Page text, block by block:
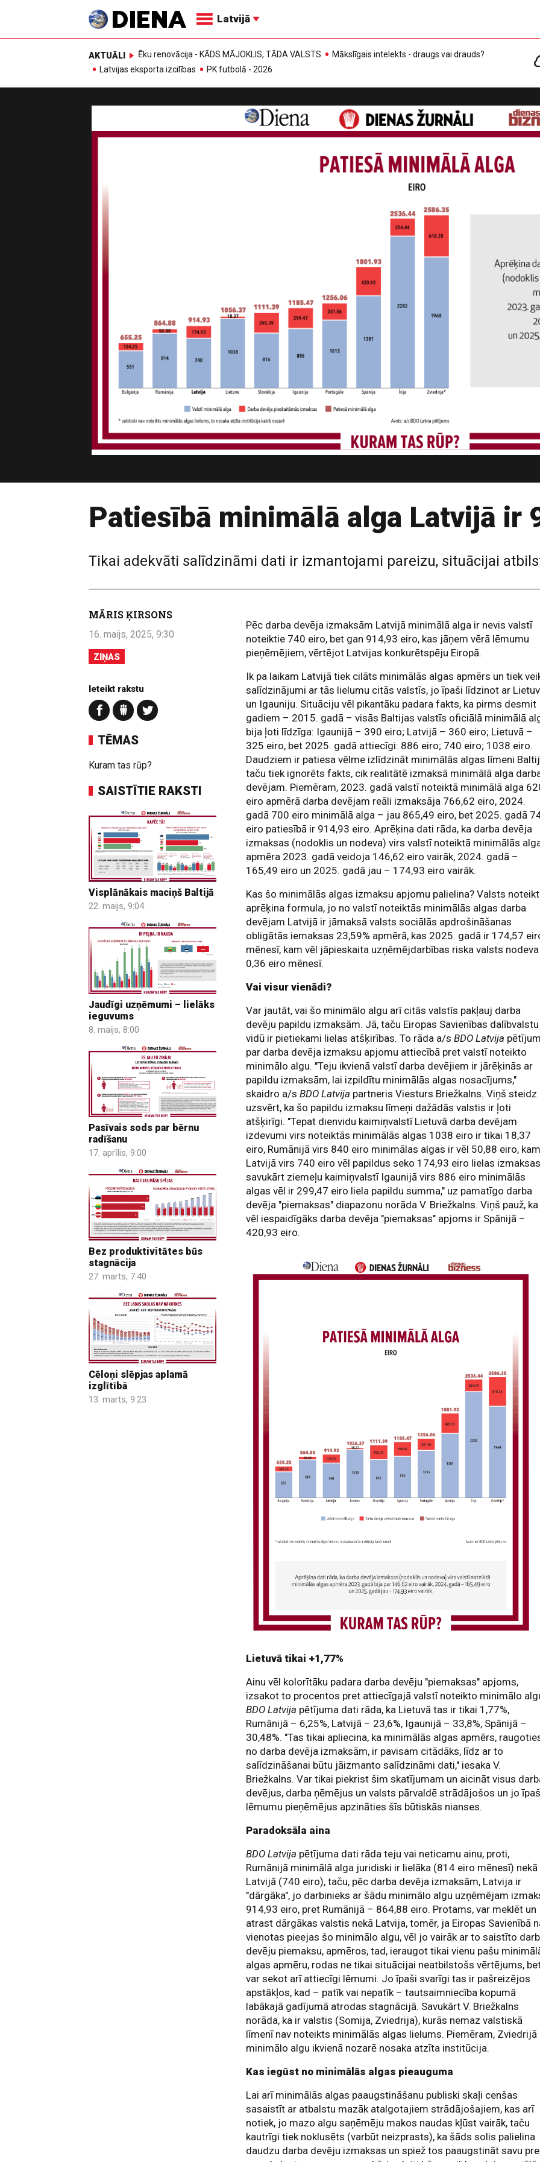
Latvijā
AKTUĀLI Ēku renovācija - KĀDS MĀJOKLIS, TĀDA VALSTS
Mākslīgais intelekts - draugs vai drauds?
Latvijas eksporta izcilības
PK futbolā - 2026
Patiesībā minimālā alga Latvijā ir
Tikai adekvāti salīdzināmi dati ir izmantojami pareizu, situācijai
MĀRIS ĶIRSONS
16. maijs, 2025, 9:30
ZIŅAS
Ieteikt rakstu
TĒMAS
Kuram tas rūp?
SAISTĪTIE RAKSTI
Visplānākais maciņš Baltijā
22. maijs, 9:04
Jaudīgi uzņēmumi – lielāks
ieguvums
8. maijs, 8:00
Pasīvais sods par bērnu
radīšanu
17. aprīlis, 9:00
Bez produktivitātes būs
stagnācija
27. marts, 7:40
Cēloņi slēpjas aplamā
izglītībā
13. marts, 9:23
Pēc darba devēja izmaksām Latvijā minimālā alga ir nevis valstī
noteiktie 740 eiro, bet gan 914,93 eiro, kas jāņem vērā lēmumu
pieņēmējiem, vērtējot Latvijas konkurētspēju Eiropā.
Ik pa laikam Latvijā tiek cilāts minimālās algas apmērs un tiek
salīdzinājumi ar tās lielumu citās valstīs, jo īpaši līdzinot ar
un Igauniju. Situāciju vēl pikantāku padara fakts, ka pirms desmit
gadiem – 2015. gadā – visās Baltijas valstīs oficiālā minimālā
bija ļoti līdzīga: Igaunijā – 390 eiro; Latvijā – 360 eiro; Lietuvā –
325 eiro, bet 2025. gadā attiecīgi: 886 eiro; 740 eiro; 1038 eiro.
Daudziem ir patiesa vēlme izlīdzināt minimālās algas līmeni
taču tiek ignorēts fakts, cik realitātē izmaksā minimālā alga
devējam. Piemēram, 2023. gadā valstī noteiktā minimālā alga
eiro apmērā darba devējam reāli izmaksāja 766,62 eiro, 2024.
gadā 700 eiro minimālā alga – jau 865,49 eiro, bet 2025. gadā
eiro patiesībā ir 914,93 eiro. Aprēķina dati rāda, ka darba devēja
izmaksas (nodoklis un nodeva) virs valstī noteiktā minimālās
apmēra 2023. gadā veidoja 146,62 eiro vairāk, 2024. gadā –
165,49 eiro un 2025. gadā jau – 174,93 eiro vairāk.
Kas šo minimālās algas izmaksu apjomu palielina? Valsts
aprēķina formula, jo no valstī noteiktās minimālās algas darba
devējam Latvijā ir jāmaksā valsts sociālās apdrošināšanas
obligātās iemaksas 23,59% apmērā, kas 2025. gadā ir 174,57
mēnesī, kam vēl jāpieskaita uzņēmējdarbības riska valsts nodeva
0,36 eiro mēnesī.
Vai visur vienādi?
Var jautāt, vai šo minimālo algu arī citās valstīs pakļauj darba
devēju papildu izmaksām. Jā, taču Eiropas Savienības dalībvalstu
vidū ir pietiekami lielas atšķirības. To rāda a/sBDO Latvija
par darba devēja izmaksu apjomu attiecībā pret valstī noteikto
minimālo algu. "Teju ikvienā valstī darba devējiem ir jārēķinās ar
papildu izmaksām, lai izpildītu minimālās algas nosacījums,"
skaidro a/sBDO Latvija partneris Viesturs Briežkalns. Viņš steidz
uzsvērt, ka šo papildu izmaksu līmeņi dažādās valstis ir ļoti
atšķirīgi. "Tepat dienvidu kaimiņvalstī Lietuvā darba devējam
izdevumi virs noteiktās minimālās algas 1038 eiro ir tikai 18,37
eiro, Rumānijā virs 840 eiro minimālas algas ir vēl 50,88 eiro,
Latvijā virs 740 eiro vēl papildus seko 174,93 eiro lielas
savukārt ziemeļu kaimiņvalstī Igaunijā virs 886 eiro minimālās
algas vēl ir 299,47 eiro liela papildu summa," uz pamatīgo darba
devēja "piemaksas" diapazonu norāda V. Briežkalns. Viņš pauž, ka
vēl iespaidīgāks darba devēja "piemaksas" apjoms ir Spānijā –
420,93 eiro.
Lietuvā tikai +1,77%
Ainu vēl kolorītāku padara darba devēju "piemaksas" apjoms,
izsakot to procentos pret attiecīgajā valstī noteikto minimālo
BDO Latvija pētījuma dati rāda, ka Lietuvā tas ir tikai 1,77%,
Rumānijā – 6,25%, Latvijā – 23,6%, Igaunijā – 33,8%, Spānijā –
30,48%. "Tas tikai apliecina, ka minimālās algas apmērs,
no darba devēja izmaksām, ir pavisam citādāks, līdz ar to
salīdzināšanai būtu jāizmanto salīdzināmi dati," iesaka V.
Briežkalns. Var tikai piekrist šim skatījumam un aicināt visus
devējus, darba ņēmējus un valsts pārvaldē strādājošos un jo
lēmumu pieņēmējus apzināties šīs būtiskās nianses.
Paradoksāla aina
BDO Latvija pētījuma dati rāda teju vai neticamu ainu, proti,
Rumānijā minimālā alga juridiski ir lielāka (814 eiro mēnesī) nekā
Latvijā (740 eiro), taču, pēc darba devēja izmaksām, Latvija ir
"dārgāka", jo darbinieks ar šādu minimālo algu uzņēmējam
914,93 eiro, pret Rumānijā – 864,88 eiro. Protams, var meklēt un
atrast dārgākas valstis nekā Latvija, tomēr, ja Eiropas Savienībā
vienotas pieejas šo minimālo algu, vēl jo vairāk ar to saistīto
devēju piemaksu, apmēros, tad, ieraugot tikai vienu pašu
algas apmēru, rodas ne tikai situācijai neatbilstošs vērtējums,
var sekot arī attiecīgi lēmumi. Jo īpaši svarīgi tas ir pašreizējos
apstākļos, kad – patīk vai nepatīk – tautsaimniecība kopumā
labākajā gadījumā atrodas stagnācijā. Savukārt V. Briežkalns
norāda, ka ir valstis (Somija, Zviedrija), kurās nemaz valstiskā
līmenī nav noteikts minimālās algas lielums. Piemēram, Zviedrijā
minimālo algu ikvienā nozarē nosaka atzīta institūcija.
Kas iegūst no minimālās algas pieauguma
Lai arī minimālās algas paaugstināšanu publiski skaļi cenšas
sasaistīt ar atbalstu mazāk atalgotajiem strādājošajiem, kas arī
notiek, jo mazo algu saņēmēju makos naudas kļūst vairāk, taču
kautrīgi tiek noklusēts (varbūt neizprasts), ka šāds solis palielina
daudzu darba devēju izmaksas un spiež tos paaugstināt savu